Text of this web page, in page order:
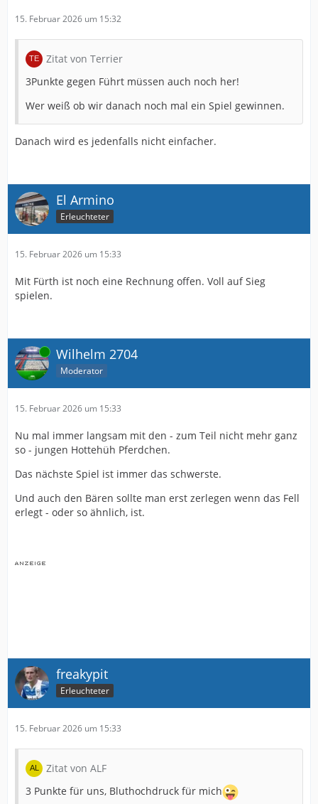
15. Februar 2026 um 15:32
Zitat von Terrier
3Punkte gegen Führt müssen auch noch her!
Wer weiß ob wir danach noch mal ein Spiel gewinnen.
Danach wird es jedenfalls nicht einfacher.
El Armino
Erleuchteter
15. Februar 2026 um 15:33
Mit Fürth ist noch eine Rechnung offen. Voll auf Sieg
spielen.
Online Wilhelm 2704
Moderator
15. Februar 2026 um 15:33
Nu mal immer langsam mit den - zum Teil nicht mehr ganz
so - jungen Hottehüh Pferdchen.
Das nächste Spiel ist immer das schwerste.
Und auch den Bären sollte man erst zerlegen wenn das Fell
erlegt - oder so ähnlich, ist.
freakypit
Erleuchteter
15. Februar 2026 um 15:33
Zitat von ALF
3 Punkte für uns, Bluthochdruck für mich